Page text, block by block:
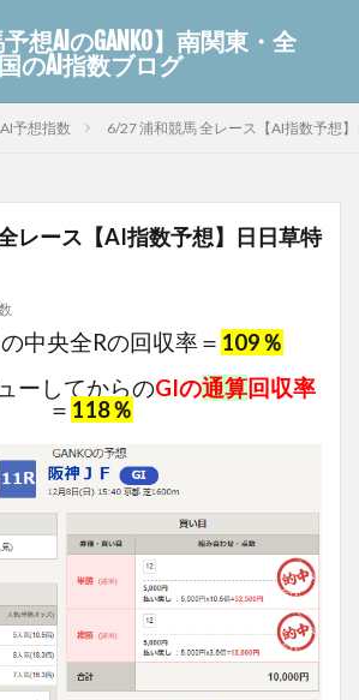
想AIのGANKO】南関東・全
国のAI指数ブログ
予想指数 6/27 浦和競馬 全レース【AI指数予想
レース【AI指数予想】日日草特
中央全Rの回収率＝ 109％
ーしてからのGIの通算回収率
＝ 118％